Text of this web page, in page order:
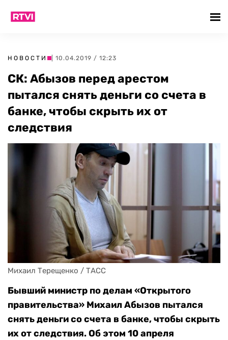
НОВОСТИ | 10.04.2019 / 12:23
СК: Абызов перед арестом
пытался снять деньги со счета в
банке, чтобы скрыть их от
следствия
Михаил Терещенко / ТАСС
Бывший министр по делам «Открытого
правительства» Михаил Абызов пытался
снять деньги со счета в банке, чтобы скрыть
их от следствия. Об этом 10 апреля